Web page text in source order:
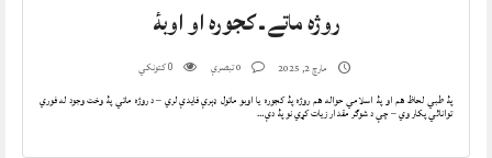
روژه ماتے ـ کجوره او اوبۀ
مارچ 2, 2025 0کتونکي
پۀ طبي لحاظ هم او پۀ اسلامي حواله هم روژه پۀ کجوره يا اوبو ماتول ډېرې فايدې لري – د روژه ماتي پۀ وخت وجود له فوري
توانائي پکار وي – چې د شوګر مقدار زيات کړي نو پۀ دې…